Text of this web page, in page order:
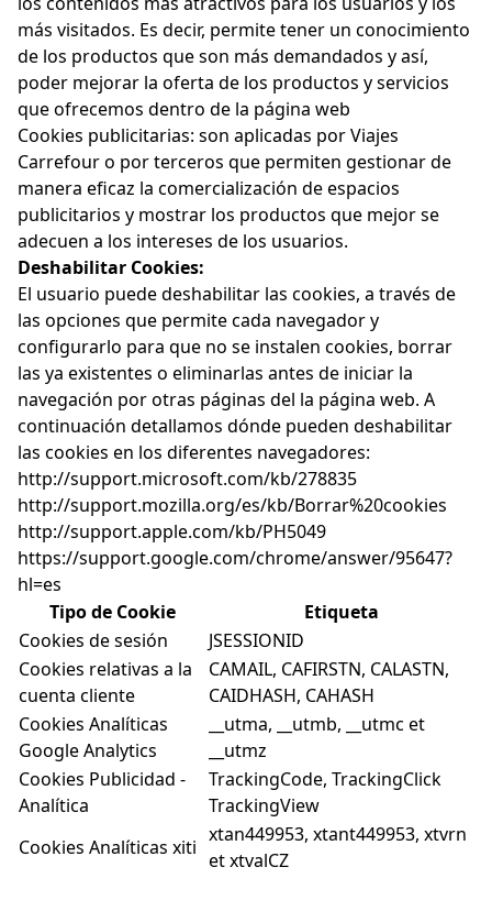
más visitados. Es decir, permite tener un conocimiento
de los productos que son más demandados y así,
poder mejorar la oferta de los productos y servicios
que ofrecemos dentro de la página web
Cookies publicitarias: son aplicadas por Viajes
Carrefour o por terceros que permiten gestionar de
manera eficaz la comercialización de espacios
publicitarios y mostrar los productos que mejor se
adecuen a los intereses de los usuarios.
Deshabilitar Cookies:
El usuario puede deshabilitar las cookies, a través de
las opciones que permite cada navegador y
configurarlo para que no se instalen cookies, borrar
las ya existentes o eliminarlas antes de iniciar la
navegación por otras páginas del la página web. A
continuación detallamos dónde pueden deshabilitar
las cookies en los diferentes navegadores:
http://support.microsoft.com/kb/278835
http://support.mozilla.org/es/kb/Borrar%20cookies
http://support.apple.com/kb/PH5049
https://support.google.com/chrome/answer/95647?
hl=es
Tipo de Cookie
Etiqueta
Cookies de sesión
JSESSIONID
Cookies relativas a la
cuenta cliente
CAMAIL, CAFIRSTN, CALASTN,
CAIDHASH, CAHASH
Cookies Analíticas
Google Analytics
__utma, __utmb, __utmc et
__utmz
Cookies Publicidad -
Analítica
TrackingCode, TrackingClick
TrackingView
Cookies Analíticas xiti
xtan449953, xtant449953, xtvrn
et xtvalCZ